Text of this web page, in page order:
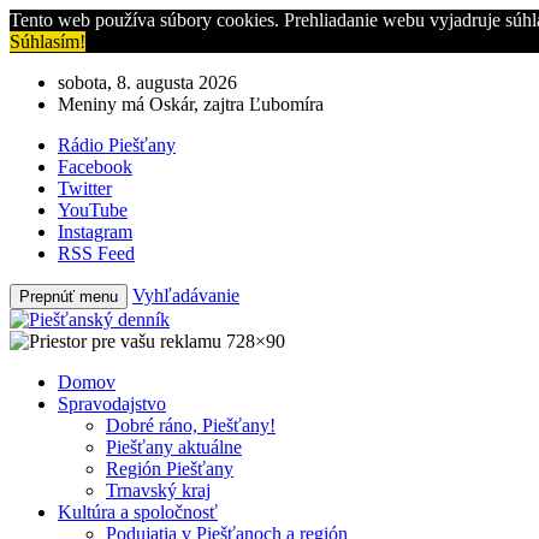
Tento web používa súbory cookies. Prehliadanie webu vyjadruje
Súhlasím!
sobota, 8. augusta 2026
Meniny má Oskár, zajtra Ľubomíra
Rádio Piešťany
Facebook
Twitter
YouTube
Instagram
RSS Feed
Prepnúť menu Vyhľadávanie
Domov
Spravodajstvo
Dobré ráno, Piešťany!
Piešťany aktuálne
Región Piešťany
Trnavský kraj
Kultúra a spoločnosť
Podujatia v Piešťanoch a región